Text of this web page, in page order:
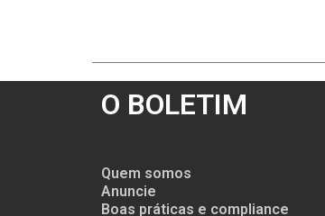
O BOLETIM
Quem somos
Anuncie
Boas práticas e compliance